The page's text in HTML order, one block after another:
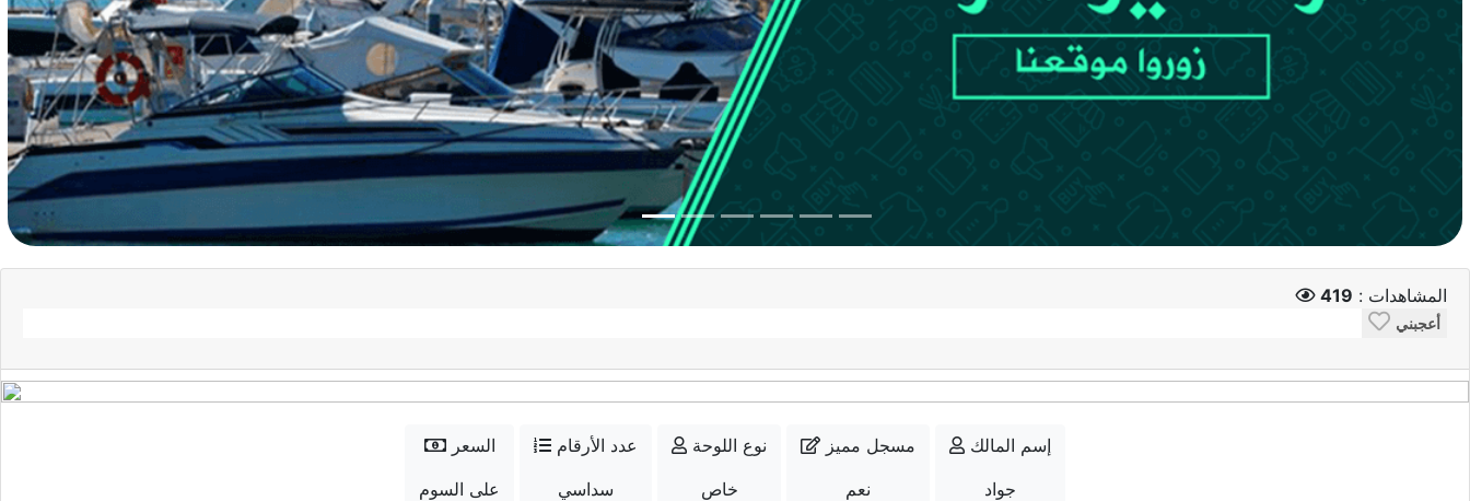
المشاهدات : 419
أعجبني
السعر
على السوم
عدد الأرقام
سداسي
نوع اللوحة
خاص
مسجل مميز
نعم
إسم المالك
جواد